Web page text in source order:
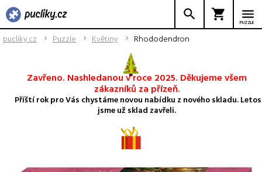
PUZZLE
pucliky.cz Puzzle Květiny Rhododendron
Zavřeno. Nashledanou v roce 2025. Děkujeme všem
zákazníků za přízeň.
Příští rok pro Vás chystáme novou nabídku z nového skladu. Letos
jsme už sklad zavřeli.